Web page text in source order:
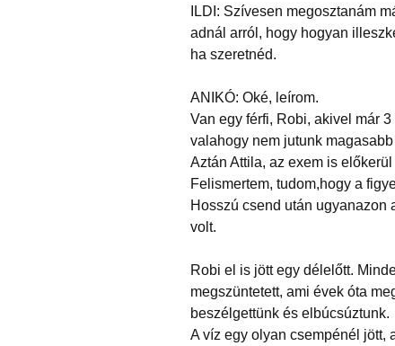
ILDI: Szívesen megosztanám
adnál arról, hogy hogyan
ha szeretnéd.
ANIKÓ: Oké, leírom.
Van egy férfi, Robi, akivel már
valahogy nem jutunk
Aztán Attila, az exem is
Felismertem, tudom,hogy a
Hosszú csend után ugyanazon
volt.
Robi el is jött egy délelőtt.
megszüntetett, ami évek óta
beszélgettünk és elbúcsúztunk.
A víz egy olyan csempénél jött,